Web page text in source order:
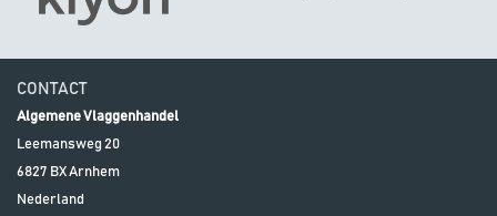
CONTACT
Algemene Vlaggenhandel
Leemansweg 20
6827 BXArnhem
Nederland